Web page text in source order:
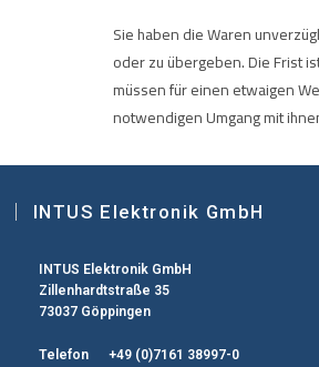
Sie haben die Waren
oder zu übergeben. Die Frist
müssen für einen etwaigen
notwendigen Umgang mit
INTUS Elektronik GmbH
INTUS Elektronik GmbH
Zillenhardtstraße 35
73037 Göppingen
Telefon +49 (0)7161 38997-0